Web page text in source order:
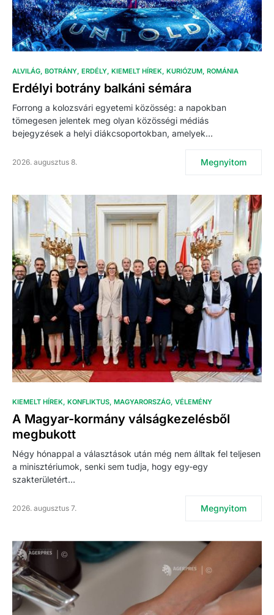
ALVILÁG BOTRÁNY ERDÉLY KIEMELT HÍREK KURIÓZUM ROMÁNIA
Erdélyi botrány balkáni sémára
Forrong a kolozsvári egyetemi közösség: a napokban
tömegesen jelentek meg olyan közösségi médiás
bejegyzések a helyi diákcsoportokban, amelyek…
2026. augusztus 8. Megnyitom
KIEMELT HÍREK KONFLIKTUS MAGYARORSZÁG VÉLEMÉNY
A Magyar-kormány válságkezelésből
megbukott
Négy hónappal a választások után még nem álltak fel teljesen
a minisztériumok, senki sem tudja, hogy egy-egy
szakterületért…
2026. augusztus 7. Megnyitom